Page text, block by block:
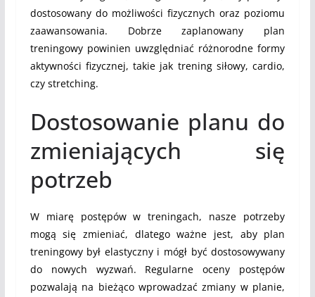
dostosowany do możliwości fizycznych oraz poziomu
zaawansowania. Dobrze zaplanowany plan
treningowy powinien uwzględniać różnorodne formy
aktywności fizycznej, takie jak trening siłowy, cardio,
czy stretching.
Dostosowanie planu do
zmieniających się
potrzeb
W miarę postępów w treningach, nasze potrzeby
mogą się zmieniać, dlatego ważne jest, aby plan
treningowy był elastyczny i mógł być dostosowywany
do nowych wyzwań. Regularne oceny postępów
pozwalają na bieżąco wprowadzać zmiany w planie,